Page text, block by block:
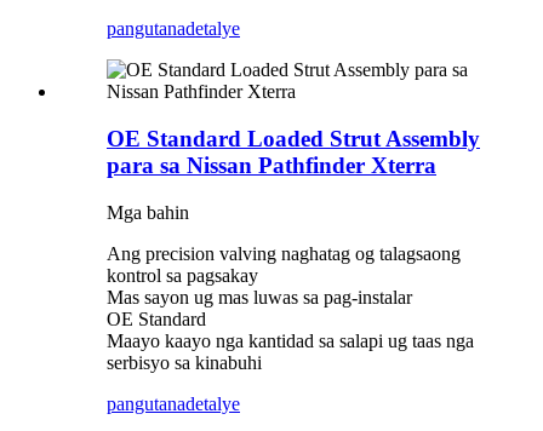
pangutanadetalye
OE Standard Loaded Strut Assembly
para sa Nissan Pathfinder Xterra
Mga bahin
Ang precision valving naghatag og talagsaong
kontrol sa pagsakay
Mas sayon ​​ug mas luwas sa pag-instalar
OE Standard
Maayo kaayo nga kantidad sa salapi ug taas nga
serbisyo sa kinabuhi
pangutanadetalye